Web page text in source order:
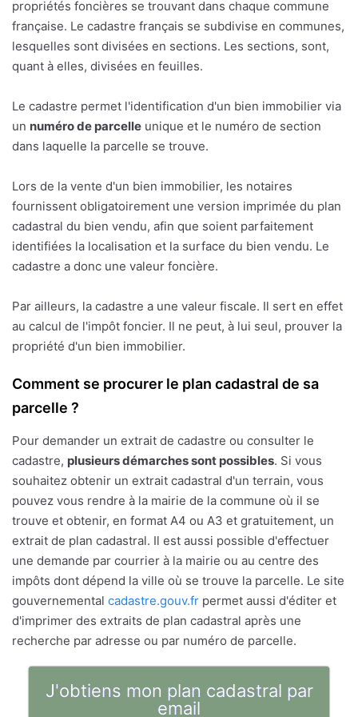
propriétés foncières se trouvant dans chaque commune
française. Le cadastre français se subdivise en communes,
lesquelles sont divisées en sections. Les sections, sont,
quant à elles, divisées en feuilles.
Le cadastre permet l'identification d'un bien immobilier via
un numéro de parcelle unique et le numéro de section
dans laquelle la parcelle se trouve.
Lors de la vente d'un bien immobilier, les notaires
fournissent obligatoirement une version imprimée du plan
cadastral du bien vendu, afin que soient parfaitement
identifiées la localisation et la surface du bien vendu. Le
cadastre a donc une valeur foncière.
Par ailleurs, la cadastre a une valeur fiscale. Il sert en effet
au calcul de l'impôt foncier. Il ne peut, à lui seul, prouver la
propriété d'un bien immobilier.
Comment se procurer le plan cadastral de sa
parcelle ?
Pour demander un extrait de cadastre ou consulter le
cadastre, plusieurs démarches sont possibles. Si vous
souhaitez obtenir un extrait cadastral d'un terrain, vous
pouvez vous rendre à la mairie de la commune où il se
trouve et obtenir, en format A4 ou A3 et gratuitement, un
extrait de plan cadastral. Il est aussi possible d'effectuer
une demande par courrier à la mairie ou au centre des
impôts dont dépend la ville où se trouve la parcelle. Le site
gouvernemental cadastre.gouv.fr permet aussi d'éditer et
d'imprimer des extraits de plan cadastral après une
recherche par adresse ou par numéro de parcelle.
J'obtiens mon plan cadastral par
email